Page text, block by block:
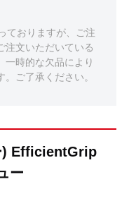
ておりますが、ご注
注文いただいている
一時的な欠品により
。ご了承ください。
) EfficientGrip
ー